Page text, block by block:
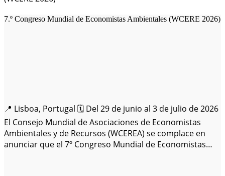
7.º Congreso Mundial de Economistas Ambientales (WCERE 2026)
📍 Lisboa, Portugal 🗓️ Del 29 de junio al 3 de julio de 2026
El Consejo Mundial de Asociaciones de Economistas
Ambientales y de Recursos (WCEREA) se complace en
anunciar que el 7º Congreso Mundial de Economistas